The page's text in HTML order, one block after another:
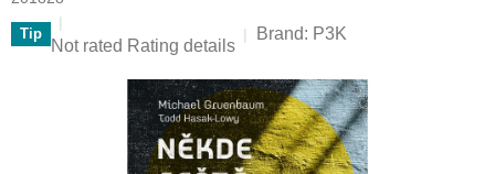
Tip
The
Not rated Rating details
Brand: P3K